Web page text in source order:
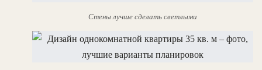
Стены лучше сделать светлыми